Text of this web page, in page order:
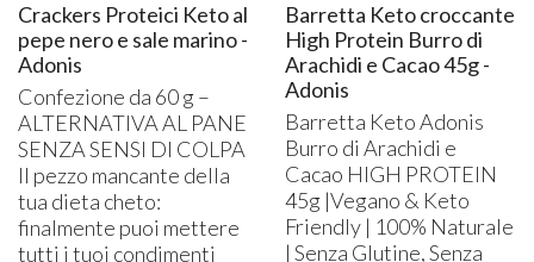
Crackers Proteici Keto al
pepe nero e sale marino -
Adonis
Confezione da 60 g –
ALTERNATIVAAL PANE
SENZA SENSI DI COLPA
Il pezzo mancante della
tua dieta cheto:
finalmente puoi mettere
tutti i tuoi condimenti
Barretta Keto croccante
High Protein Burro di
Arachidi e Cacao 45g -
Adonis
Barretta Keto Adonis
Burro di Arachidi e
Cacao HIGH PROTEIN
45g |Vegano & Keto
Friendly | 100% Naturale
| Senza Glutine, Senza